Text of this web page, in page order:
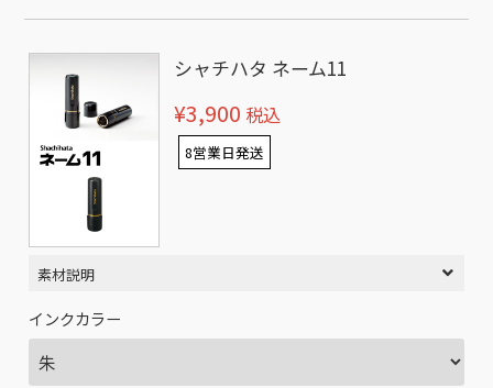
シャチハタ ネーム11
¥3,900 税込
8営業日発送
素材説明
インクカラー